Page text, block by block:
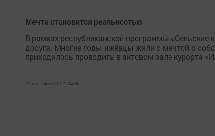
Мечта становится реальностью
В рамках республиканской программы «Сельские
досуга. Многие годы ижёвцы жили с мечтой о
приходилось проводить в актовом зале курорта
21 сентября 2012, 04:36